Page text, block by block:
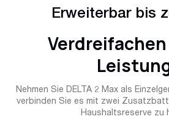
Erweiterbar bis
Nehmen Sie DELTA 2 Max als
verbinden Sie es mit zwei
Haushaltsreserve zu